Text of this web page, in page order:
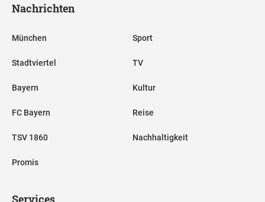
Nachrichten
München
Stadtviertel
Bayern
FC Bayern
TSV 1860
Promis
Sport
TV
Kultur
Reise
Nachhaltigkeit
Services